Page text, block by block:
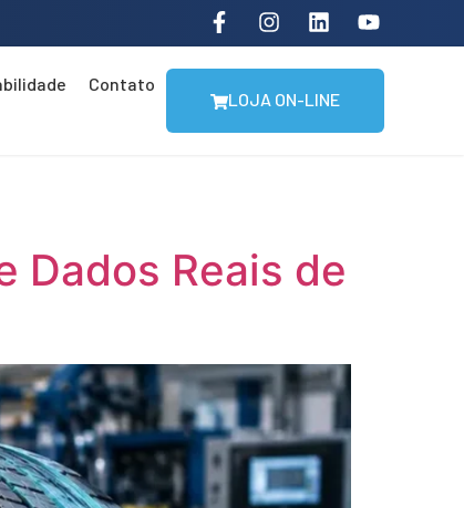
Contato
LOJA ON-LINE
Dados Reais de